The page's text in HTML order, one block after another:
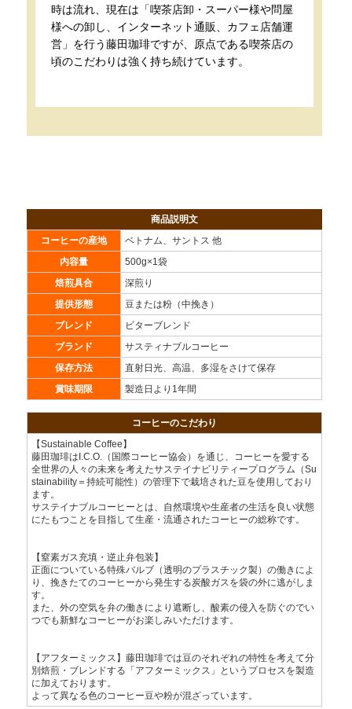
時は流れ、現在は「喫茶店卸・スーパー様や問屋
様への卸し、インターネット通販、カフェ店舗運
営」を行う藤田珈琲ですが、原点である喫茶店の
頃のこだわりは強く持ち続けています。
商品説明文
コーヒーの産地
ベトナム、サントス 他
内容量
500g×1袋
焙煎具合
深煎り
提供形態
豆または粉（中挽き）
ブレンド
ビターブレンド
ブランド
サスティナブルコーヒー
保存方法
直射日光、高温、多湿をさけて保存
賞味期限
製造日より1年間
コーヒーのこだわり
【Sustainable Coffee】
藤田珈琲はI.C.O.（国際コーヒー協会）を通じ、コーヒーを愛する
全世界の人々の未来を考えたサステイナビリティープログラム（Su
stainability＝持続可能性）の管理下で栽培された豆を使用しており
ます。
サステイナブルコーヒーとは、自然環境や生産者の生活を良い状態
にたもつことを目指して生産・流通されたコーヒーの総称です。
【窒素ガス充填・逆止弁包装】
正面についている特殊バルブ（透明のプラスチック製）の働きによ
り、挽きたてのコーヒーから発生する炭酸ガスを袋の外に逃がしま
す。
また、外の空気を弁の働きにより遮断し、酸素の侵入を防ぐのでい
つでも新鮮なコーヒーがお楽しみいただけます。
【アフターミックス】藤田珈琲では豆のそれぞれの特性を考えて分
別焙煎・ブレンドする「アフターミックス」というプロセスを製造
に加えております。
よって異なる色のコーヒー豆や粉が混ざっています。